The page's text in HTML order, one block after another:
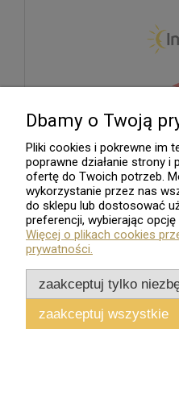
Sklep
Wszelkie Prawa Zastrzeżone -
Dbamy o Twoją
Pliki cookies i pokrewne im
poprawne działanie strony
ofertę do Twoich potrzeb.
wykorzystanie przez nas
do sklepu lub dostosować
preferencji, wybierając
Więcej o plikach cookies
prywatności.
zaakceptuj tylko
zaakceptuj wszystkie